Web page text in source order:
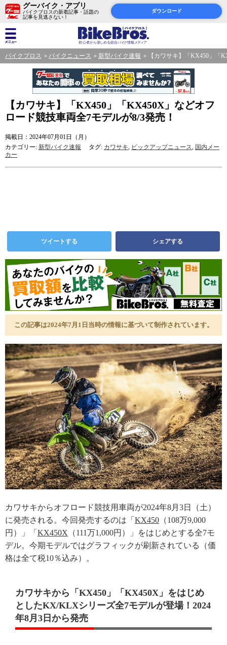
グーバイク・アプリ
バイクブロスの新着記事・話題の
記事を見逃さない！
ダウンロード
バイクブロス バイクニュース 新型バイク速報 【カワサキ】「KX450」「
【カワサキ】「KX450」「KX450X」などオフ
ロード競技車両全7モデルが8/3発売！
掲載日：2024年07月01日（月）
カテゴリー: 新型バイク速報 タグ: カワサキ, ピックアップニュース, 国内メー
カー
ツイートする シェアする
この記事は2024年7月1日当時の情報に基づいて制作されています。
カワサキからオフロード競技用車両が2024年8月3日（土）
に発売される。今回発売するのは「 KX450 （108万9,000
円）」「 KX450X （111万1,000円）」をはじめとする全7モ
デル。今期モデルではグラフィックが刷新されている（価
格は全て税10％込み）。
カワサキから「KX450」「KX450X」をはじめ
としたKX/KLXシリーズ全7モデルが登場！2024
年8月3日から発売